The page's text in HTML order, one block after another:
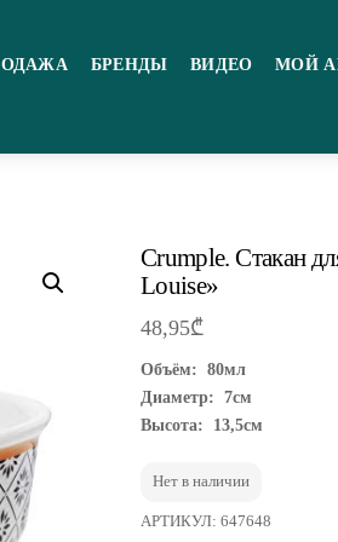
БРЕНДЫ ВИДЕО МОЙ
Crumple. Стакан
Louise»
48,95₾
Объём: 80мл
Диаметр: 7см
Высота: 13,5см
Нет в наличии
АРТИКУЛ: 647648